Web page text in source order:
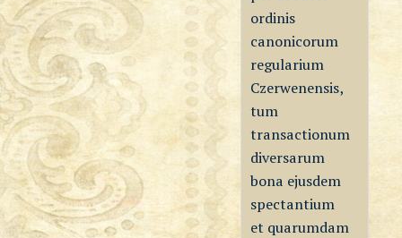
ordinis
canonicorum
regularium
Czerwenensis,
tum
transactionum
diversarum
bona ejusdem
spectantium
et quarumdam